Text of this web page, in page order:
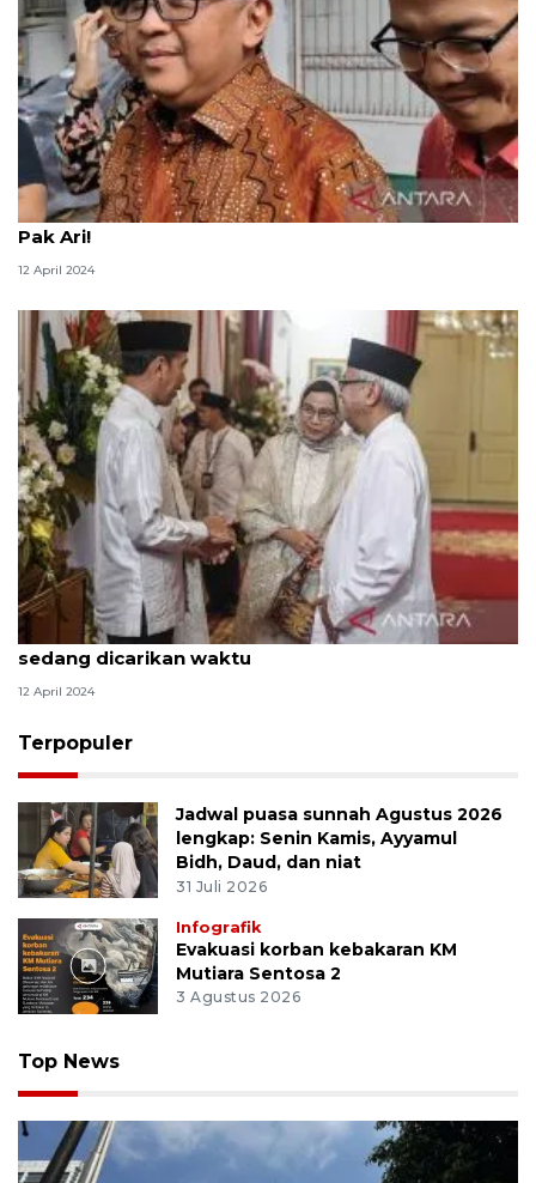
PDIP soal pertemuan Megawati dan Jokowi: Tanya
Pak Ari!
12 April 2024
Ari Dwipayana: Silaturahmi Jokowi dan Megawati
sedang dicarikan waktu
12 April 2024
Terpopuler
Jadwal puasa sunnah Agustus 2026
lengkap: Senin Kamis, Ayyamul
Bidh, Daud, dan niat
31 Juli 2026
Infografik
Evakuasi korban kebakaran KM
Mutiara Sentosa 2
3 Agustus 2026
Top News